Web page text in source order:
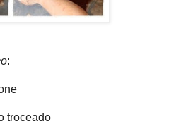
:
troceado